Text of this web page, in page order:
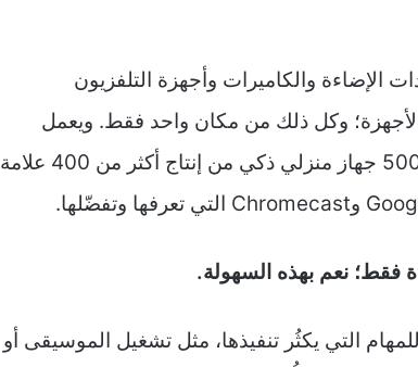
والكاميرات وأجهزة التلفزيون
الأجهزة؛ وكل ذلك من مكان واحد فقط. ويعمل
التطبيق كوحدة تحكُّم عن بُعد مع أكثر من 5000 جهاز منزلي ذكي من إنتاج أكثر من 400 علامة
فقط؛ نعم بهذه السهولة.
التي يكثُر تنفيذها، مثل تشغيل الموسيقى أو